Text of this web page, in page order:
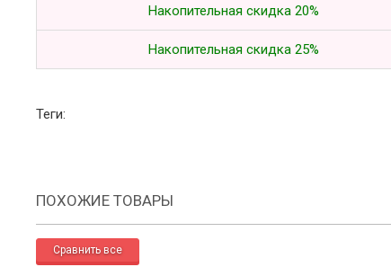
Накопительная скидка 20%
Накопительная скидка 25%
Теги:
ПОХОЖИЕ ТОВАРЫ